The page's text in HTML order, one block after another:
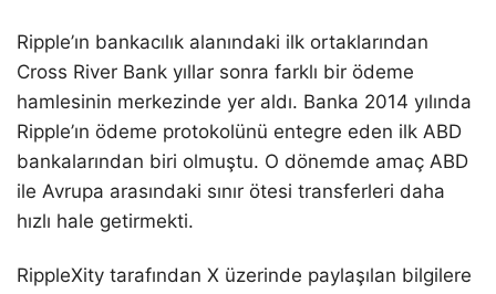
Ripple’ın bankacılık alanındaki ilk ortaklarından
Cross River Bank yıllar sonra farklı bir ödeme
hamlesinin merkezinde yer aldı. Banka 2014 yılında
Ripple’ın ödeme protokolünü entegre eden ilk ABD
bankalarından biri olmuştu. O dönemde amaç ABD
ile Avrupa arasındaki sınır ötesi transferleri daha
hızlı hale getirmekti.
RippleXity tarafından X üzerinde paylaşılan bilgilere